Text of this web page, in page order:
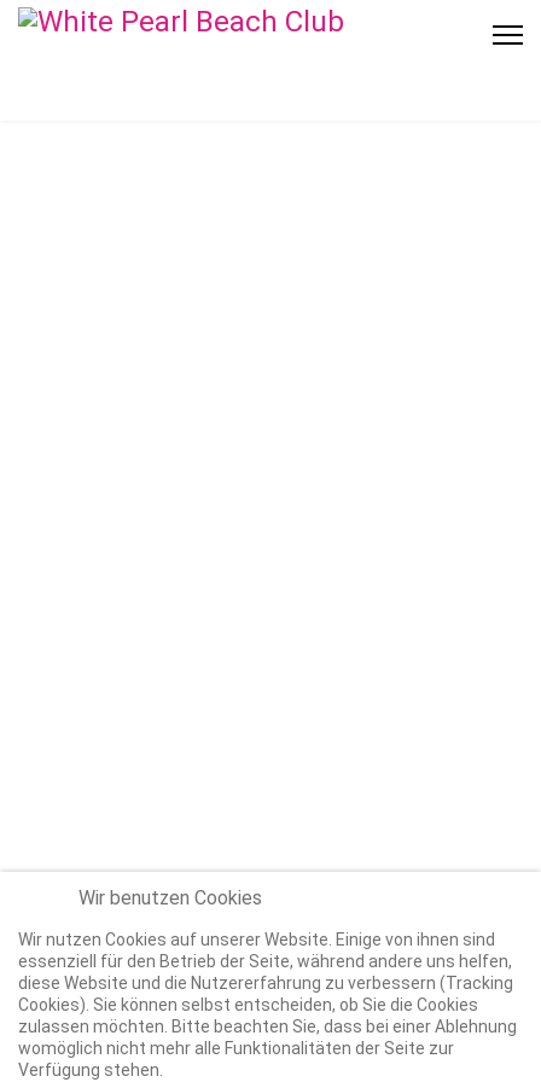
Wir benutzen Cookies
Wir nutzen Cookies auf unserer Website. Einige von ihnen sind
essenziell für den Betrieb der Seite, während andere uns helfen,
diese Website und die Nutzererfahrung zu verbessern (Tracking
Cookies). Sie können selbst entscheiden, ob Sie die Cookies
zulassen möchten. Bitte beachten Sie, dass bei einer Ablehnung
womöglich nicht mehr alle Funktionalitäten der Seite zur
Verfügung stehen.